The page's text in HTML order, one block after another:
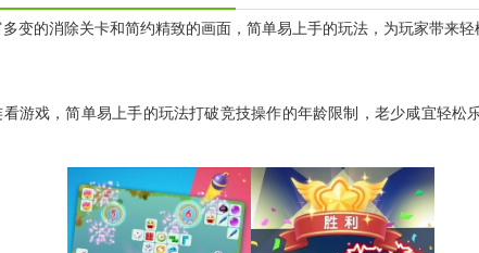
的消除关卡和简约精致的画面，简单易上手的玩法，为玩家带来轻
游戏，简单易上手的玩法打破竞技操作的年龄限制，老少咸宜轻